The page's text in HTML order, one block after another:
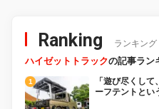
Ranking ランキング
ハイゼットトラックの記事ラン
「遊び尽くし
ーフテントとい